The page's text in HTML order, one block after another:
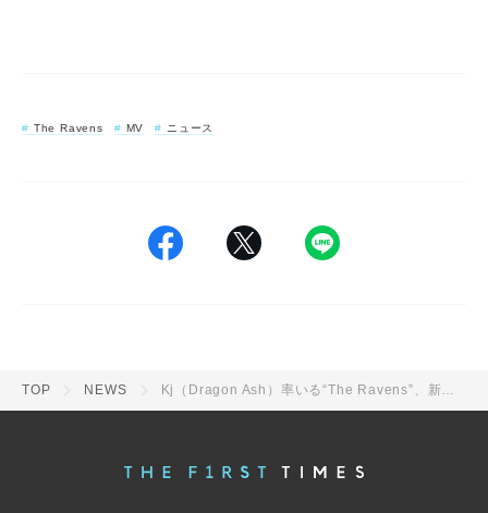
The Ravens MV ニュース
TOP NEWS Kj（Dragon Ash）率いる“The Ravens”、新曲「楽園狂想曲」の配信リリース＆MV公開決定